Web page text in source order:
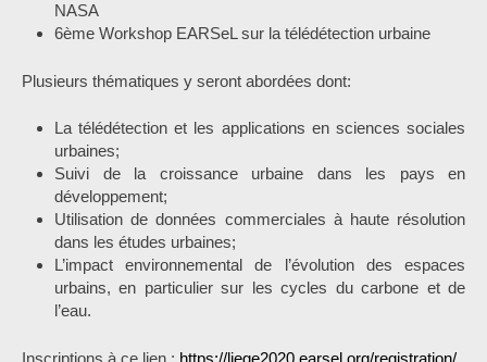
NASA
6ème Workshop EARSeL sur la télédétection urbaine
Plusieurs thématiques y seront abordées dont:
La télédétection et les applications en sciences sociales
urbaines;
Suivi de la croissance urbaine dans les pays en
développement;
Utilisation de données commerciales à haute résolution
dans les études urbaines;
L’impact environnemental de l’évolution des espaces
urbains, en particulier sur les cycles du carbone et de
l’eau.
Inscriptions à ce lien : https://liege2020.earsel.org/registration/